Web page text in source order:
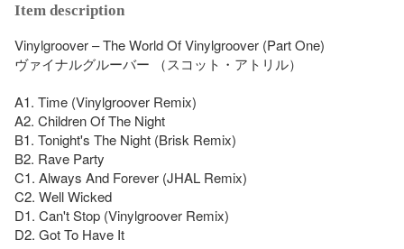
Item description
Vinylgroover – The World Of Vinylgroover (Part One)
ヴァイナルグルーバー （スコット・アトリル）
A1. Time (Vinylgroover Remix)
A2. Children Of The Night
B1. Tonight's The Night (Brisk Remix)
B2. Rave Party
C1. Always And Forever (JHAL Remix)
C2. Well Wicked
D1. Can't Stop (Vinylgroover Remix)
D2. Got To Have It